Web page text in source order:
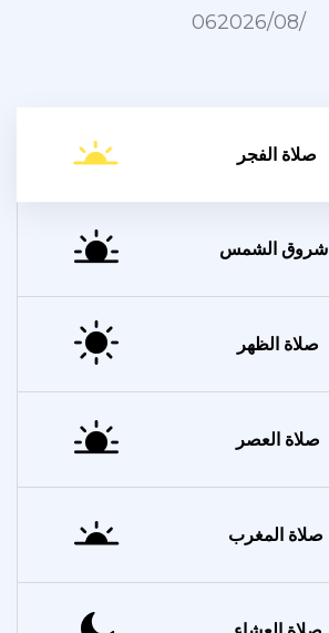
06‏/08‏/2026
صلاة الفجر
شروق الشمس
صلاة الظهر
صلاة العصر
صلاة المغرب